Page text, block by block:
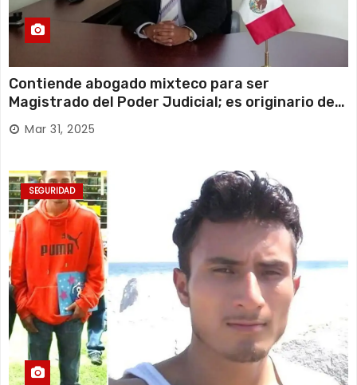
Contiende abogado mixteco para ser
Magistrado del Poder Judicial; es originario de
Huajuapan de León
Mar 31, 2025
SEGURIDAD